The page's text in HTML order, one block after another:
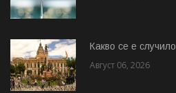
Какво се е
Август 06, 2026